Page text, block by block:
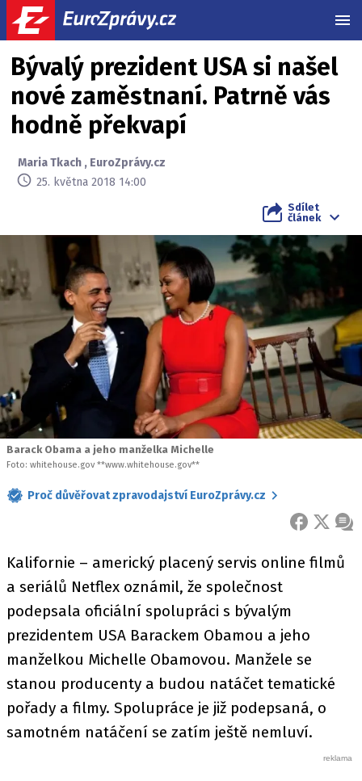
Bývalý prezident USA si našel
nové zaměstnaní. Patrně vás
hodně překvapí
Maria Tkach , EuroZprávy.cz
25. května 2018 14:00
Sdílet
článek
Barack Obama a jeho manželka Michelle
Foto: whitehouse.gov **www.whitehouse.gov**
Proč důvěřovat zpravodajství EuroZprávy.cz
FACEBOOK
X
Kalifornie – americký placený servis online filmů
a seriálů Netflex oznámil, že společnost
podepsala oficiální spolupráci s bývalým
prezidentem USA Barackem Obamou a jeho
manželkou Michelle Obamovou. Manžele se
stanou producenty a budou natáčet tematické
pořady a filmy. Spolupráce je již podepsaná, o
samotném natáčení se zatím ještě nemluví.